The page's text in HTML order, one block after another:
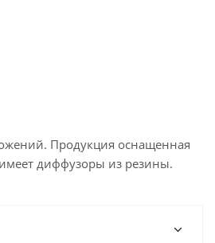
Продукция оснащенная
имеет диффузоры из резины.